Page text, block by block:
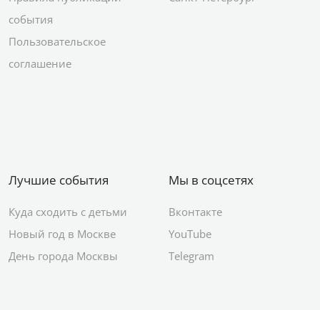
события
Пользовательское
соглашение
Лучшие события
Куда сходить с детьми
Новый год в Москве
День города Москвы
Мы в соцсетях
Вконтакте
YouTube
Telegram